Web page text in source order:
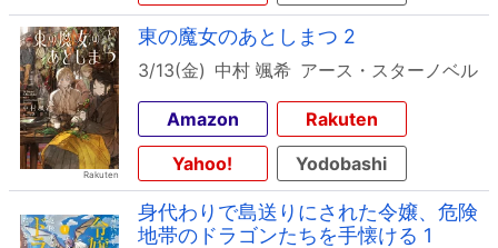
東の魔女のあとしまつ 2
3/13(金) 中村 颯希 アース・スターノベル
Amazon
Rakuten
Yahoo!
Yodobashi
身代わりで島送りにされた令嬢、危険
地帯のドラゴンたちを手懐ける 1